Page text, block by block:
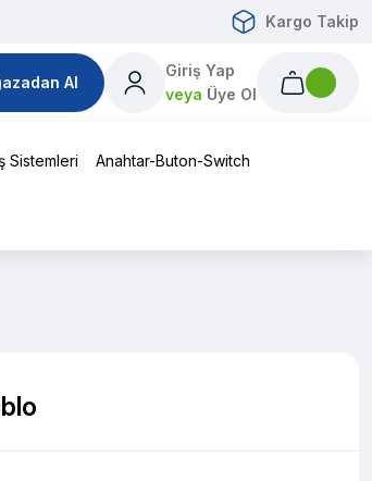
Kargo Takip
Al
Giriş Yap
veya Üye Ol
Sistemleri Anahtar-Buton-Switch